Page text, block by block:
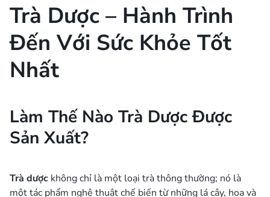
Trà Dược – Hành Trình
Đến Với Sức Khỏe Tốt
Nhất
Làm Thế Nào Trà Dược Được
Sản Xuất?
Trà dược không chỉ là một loại trà thông thường; nó là
một tác phẩm nghệ thuật chế biến từ những lá cây, hoa và